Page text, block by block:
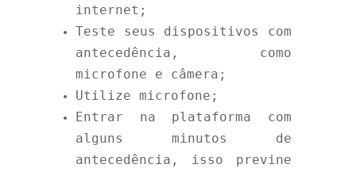
internet;
Teste seus dispositivos com
antecedência, como
microfone e câmera;
Utilize microfone;
Entrar na plataforma com
alguns minutos de
antecedência, isso previne